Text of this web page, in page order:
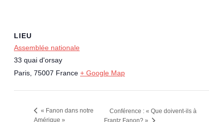
LIEU
Assemblée nationale
33 quai d'orsay
Paris, 75007 France + Google Map
« Fanon dans notre
Amérique »
Conférence : « Que doivent-ils à